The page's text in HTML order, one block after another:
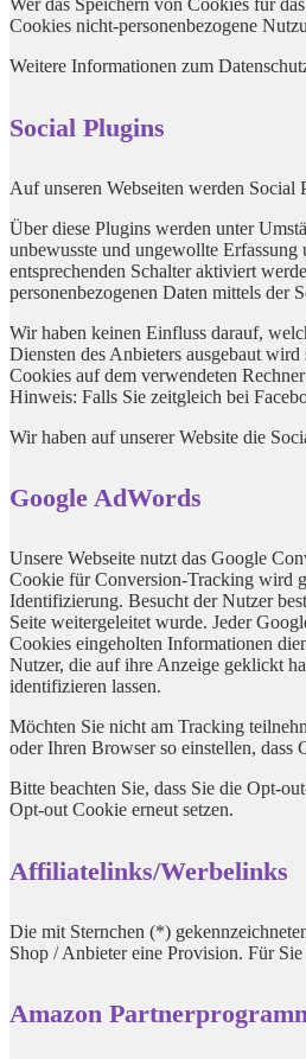
Wer das Speichern von Cookies für
Cookies nicht-personenbezogene
Weitere Informationen zum
Social Plugins
Auf unseren Webseiten werden Social
Über diese Plugins werden unter
unbewusste und ungewollte
entsprechenden Schalter aktiviert
personenbezogenen Daten mittels der
Wir haben keinen Einfluss darauf,
Diensten des Anbieters ausgebaut
Cookies auf dem verwendeten
Hinweis: Falls Sie zeitgleich bei
Wir haben auf unserer Website die
Google AdWords
Unsere Webseite nutzt das Google
Cookie für Conversion-Tracking wird
Identifizierung. Besucht der Nutzer
Seite weitergeleitet wurde. Jeder
Cookies eingeholten Informationen
Nutzer, die auf ihre Anzeige geklickt
identifizieren lassen.
Möchten Sie nicht am Tracking
oder Ihren Browser so einstellen, dass
Bitte beachten Sie, dass Sie die Opt-
Opt-out Cookie erneut setzen.
Affiliatelinks/Werbelinks
Die mit Sternchen (*)
Shop / Anbieter eine Provision. Für
Amazon